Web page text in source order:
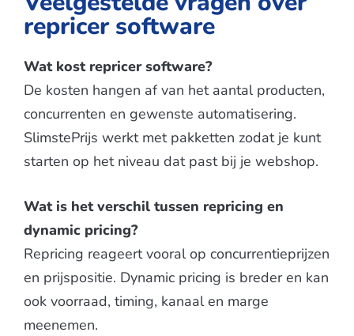
repricer software
Wat kost repricer software?
De kosten hangen af van het aantal producten,
concurrenten en gewenste automatisering.
SlimstePrijs werkt met pakketten zodat je kunt
starten op het niveau dat past bij je webshop.
Wat is het verschil tussen repricing en
dynamic pricing?
Repricing reageert vooral op concurrentieprijzen
en prijspositie. Dynamic pricing is breder en kan
ook voorraad, timing, kanaal en marge
meenemen.